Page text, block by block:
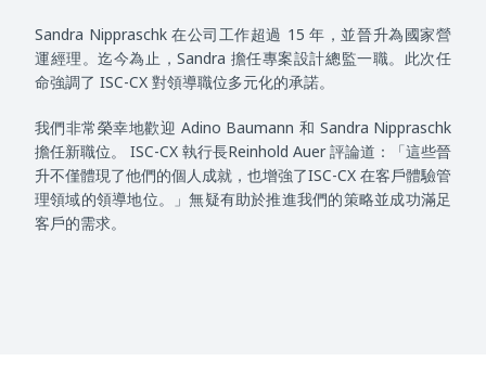
Sandra Nippraschk 在公司工作超過 15 年，並​​晉升為國家營
運經理。迄今為止，Sandra 擔任專案設計總監一職。此次任
命強調了 ISC-CX 對領導職位多元化的承諾。
我們非常榮幸地歡迎 Adino Baumann 和 Sandra Nippraschk
擔任新職位。 ISC-CX 執行長Reinhold Auer 評論道：「這些晉
升不僅體現了他們的個人成就，也增強了ISC-CX 在客戶體驗管
理領域的領導地位。」無疑有助於推進我們的策略並成功滿足
客戶的需求。